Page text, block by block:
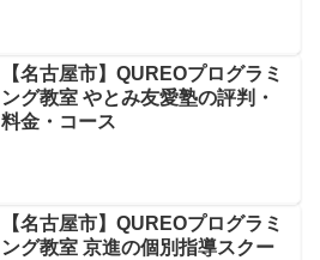
【名古屋市】QUREOプログラミ
ング教室 やとみ友愛塾の評判・
料金・コース
【名古屋市】QUREOプログラミ
ング教室 京進の個別指導スクー